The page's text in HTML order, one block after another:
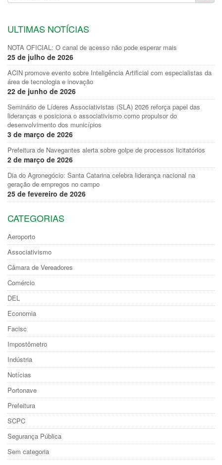
ULTIMAS NOTÍCIAS
NOTA OFICIAL: O canal de acesso não pode esperar mais
25 de julho de 2026
ACIN promove evento sobre Inteligência Artificial com especialistas da
área de tecnologia e inovação
22 de junho de 2026
Seminário de Líderes Associativistas (SLA) 2026 reforça papel das
lideranças e posiciona o associativismo como propulsor do
desenvolvimento dos municípios
3 de março de 2026
Prefeitura de Navegantes alerta sobre golpe de processos licitatórios
2 de março de 2026
Dia do Agronegócio: Santa Catarina celebra liderança nacional na
geração de empregos no campo
25 de fevereiro de 2026
CATEGORIAS
Aeroporto
Associativismo
Câmara de Vereadores
Comércio
DEL
Economia
Facisc
Impostômetro
Indústria
Notícias
Portonave
Prefeitura
SCPC
Segurança Pública
Sem categoria